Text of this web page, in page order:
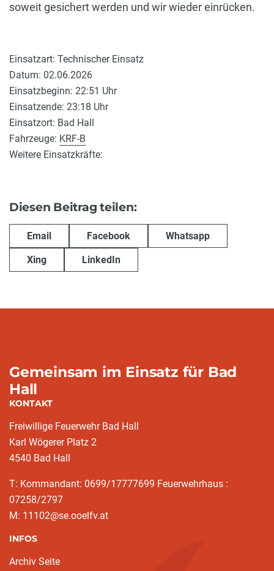
soweit gesichert werden und wir wieder einrücken.
Einsatzart: Technischer Einsatz
Datum: 02.06.2026
Einsatzbeginn: 22:51 Uhr
Einsatzende: 23:18 Uhr
Einsatzort: Bad Hall
Fahrzeuge: KRF-B
Weitere Einsatzkräfte:
Diesen Beitrag teilen:
Email Facebook Whatsapp
Xing LinkedIn
Gemeinsam im Einsatz für Bad
Hall
KONTAKT
Freiwillige Feuerwehr Bad Hall
Karl Wögerer Platz 2
4540 Bad Hall
T: Kommandant: 0699/17777699 Feuerwehrhaus :
07258/2797
M: 11102@se.ooelfv.at
INFOS
Archiv Seite